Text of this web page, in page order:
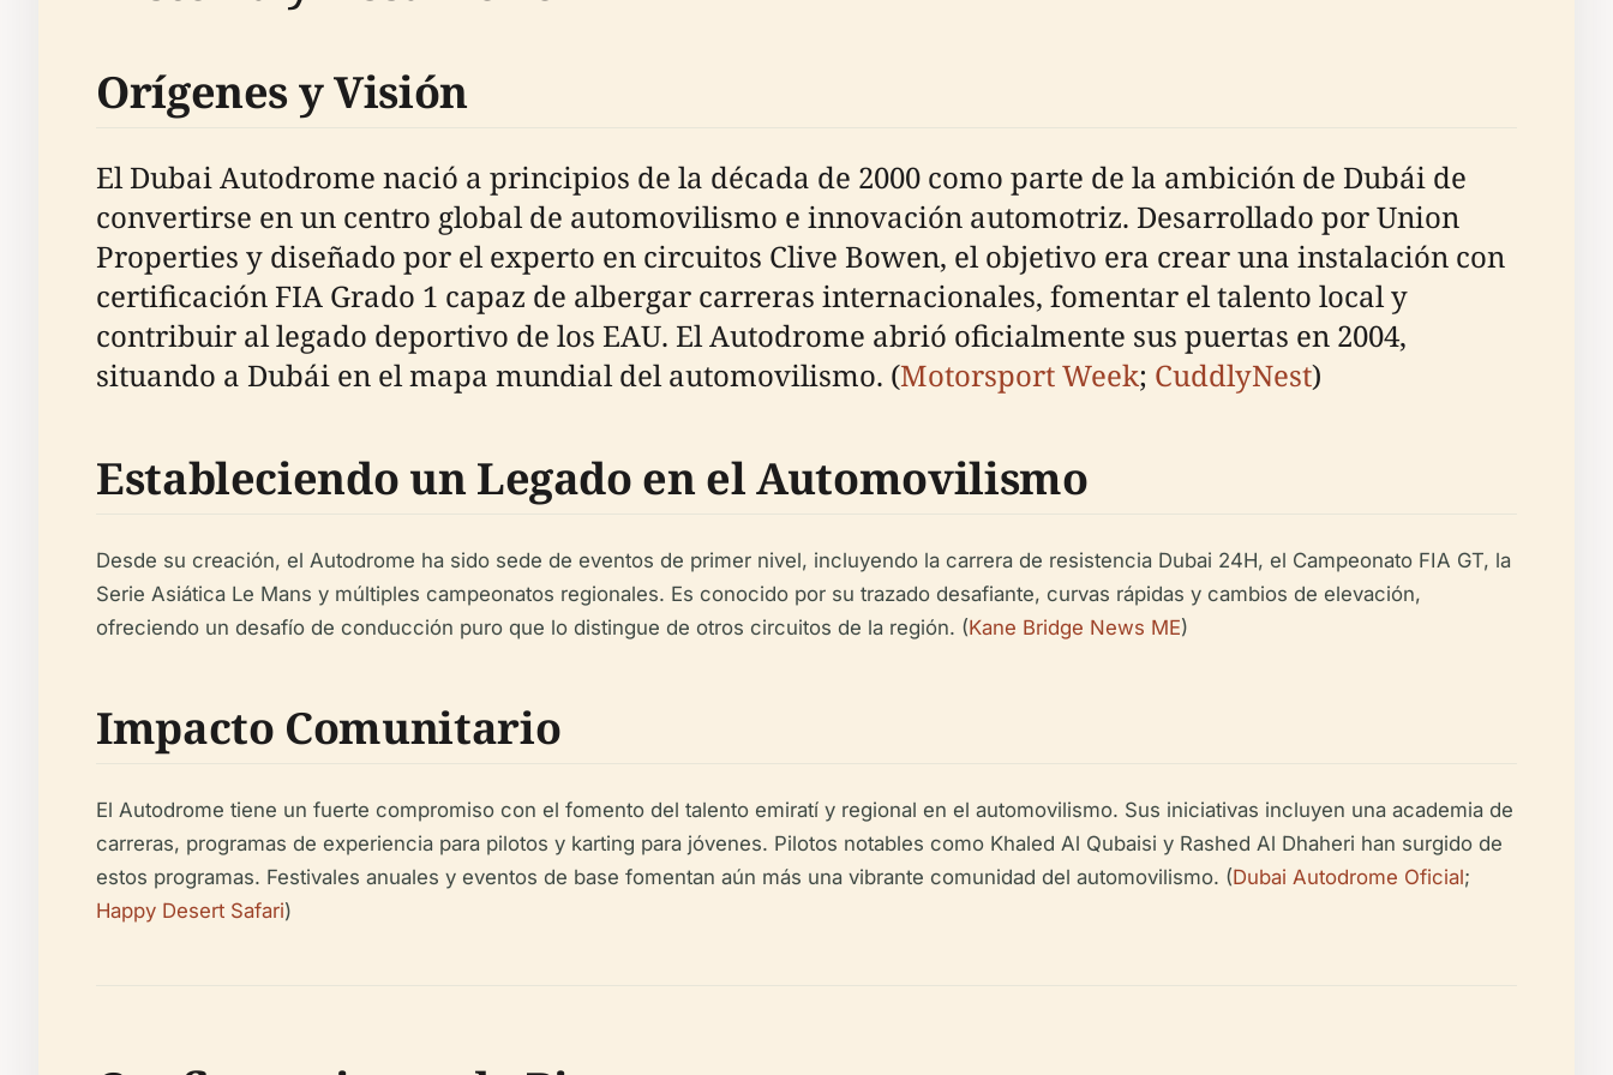
Orígenes y Visión
El Dubai Autodrome nació a principios de la década de 2000 como parte de la ambición de Dubái de
convertirse en un centro global de automovilismo e innovación automotriz. Desarrollado por Union
Properties y diseñado por el experto en circuitos Clive Bowen, el objetivo era crear una instalación con
certificación FIA Grado 1 capaz de albergar carreras internacionales, fomentar el talento local y
contribuir al legado deportivo de los EAU. El Autodrome abrió oficialmente sus puertas en 2004,
situando a Dubái en el mapa mundial del automovilismo. (Motorsport Week; CuddlyNest)
Estableciendo un Legado en el Automovilismo
Desde su creación, el Autodrome ha sido sede de eventos de primer nivel, incluyendo la carrera de resistencia Dubai 24H, el Campeonato FIA GT, la
Serie Asiática Le Mans y múltiples campeonatos regionales. Es conocido por su trazado desafiante, curvas rápidas y cambios de elevación,
ofreciendo un desafío de conducción puro que lo distingue de otros circuitos de la región. (Kane Bridge News ME)
Impacto Comunitario
El Autodrome tiene un fuerte compromiso con el fomento del talento emiratí y regional en el automovilismo. Sus iniciativas incluyen una academia de
carreras, programas de experiencia para pilotos y karting para jóvenes. Pilotos notables como Khaled Al Qubaisi y Rashed Al Dhaheri han surgido de
estos programas. Festivales anuales y eventos de base fomentan aún más una vibrante comunidad del automovilismo. (Dubai Autodrome Oficial;
Happy Desert Safari)